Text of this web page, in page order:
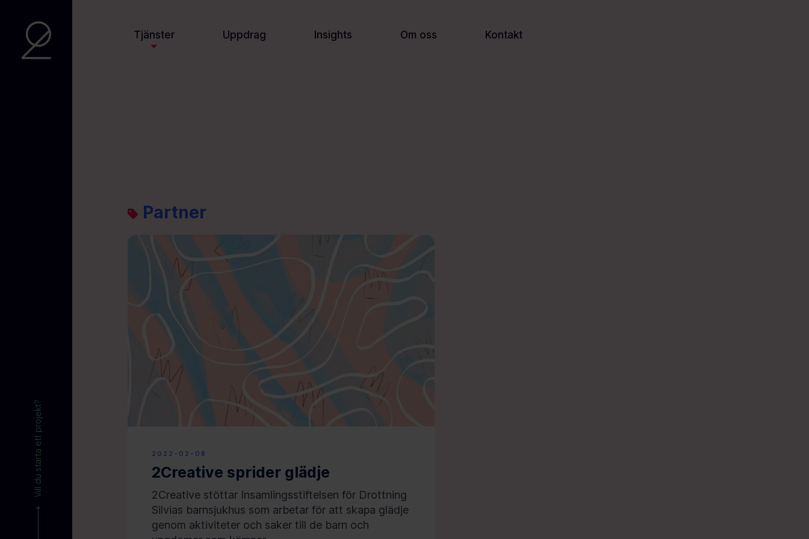
Vill du starta ett projekt?
Tjänster Uppdrag Insights Om oss Kontakt
Partner
2022-02-08
2Creative sprider glädje
2Creative stöttar Insamlingsstiftelsen för Drottning
Silvias barnsjukhus som arbetar för att skapa glädje
genom aktiviteter och saker till de barn och